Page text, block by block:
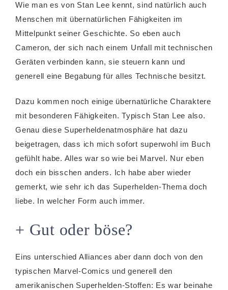
Wie man es von Stan Lee kennt, sind natürlich auch
Menschen mit übernatürlichen Fähigkeiten im
Mittelpunkt seiner Geschichte. So eben auch
Cameron, der sich nach einem Unfall mit technischen
Geräten verbinden kann, sie steuern kann und
generell eine Begabung für alles Technische besitzt.
Dazu kommen noch einige übernatürliche Charaktere
mit besonderen Fähigkeiten. Typisch Stan Lee also.
Genau diese Superheldenatmosphäre hat dazu
beigetragen, dass ich mich sofort superwohl im Buch
gefühlt habe. Alles war so wie bei Marvel. Nur eben
doch ein bisschen anders. Ich habe aber wieder
gemerkt, wie sehr ich das Superhelden-Thema doch
liebe. In welcher Form auch immer.
+ Gut oder böse?
Eins unterschied Alliances aber dann doch von den
typischen Marvel-Comics und generell den
amerikanischen Superhelden-Stoffen: Es war beinahe